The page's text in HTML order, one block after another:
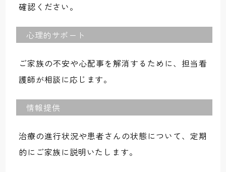
確認ください。
心理的サポート
ご家族の不安や心配事を解消するために、担当看
護師が相談に応じます。
情報提供
治療の進行状況や患者さんの状態について、定期
的にご家族に説明いたします。